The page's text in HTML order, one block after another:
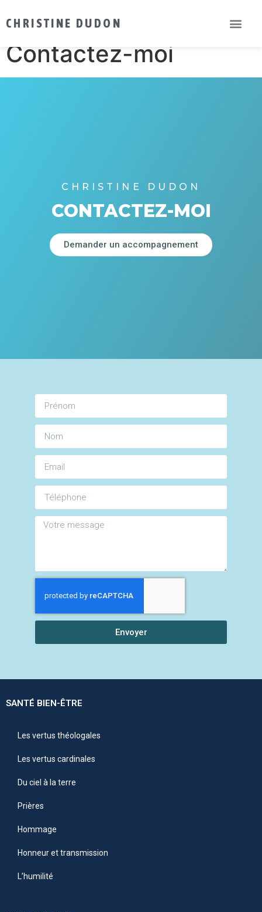
CHRISTINE DUDON
Contactez-moi
Contactez-moi
CHRISTINE DUDON
CONTACTEZ-MOI
Demander un accompagnement
Envoyer
SANTÉ BIEN-ÊTRE
Les vertus théologales
Les vertus cardinales
Du ciel à la terre
Prières
Hommage
Honneur et transmission
L’humilité